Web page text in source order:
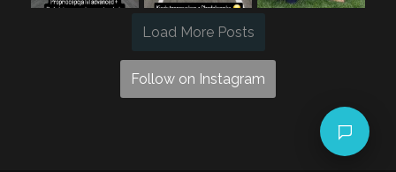
Load More Posts
Follow on Instagram